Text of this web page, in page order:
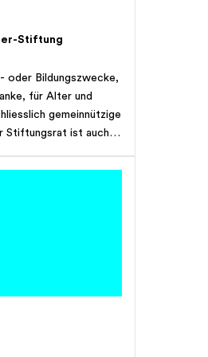
Stiftung
oder Bildungszwecke,
für Alter und
gemeinnützige
Stiftungsrat ist auch